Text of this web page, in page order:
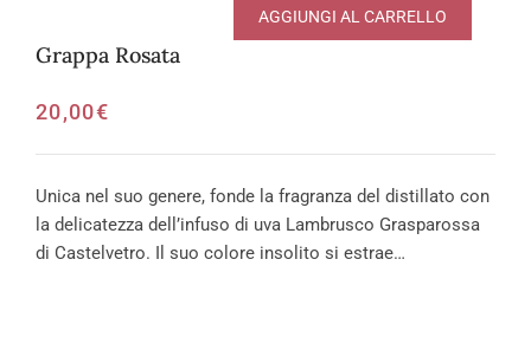
Grappa Rosata
20,00€
AGGIUNGI AL CARRELLO
Unica nel suo genere, fonde la fragranza del distillato con
la delicatezza dell’infuso di uva Lambrusco Grasparossa
di Castelvetro. Il suo colore insolito si estrae…